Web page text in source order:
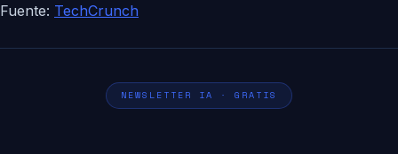
Fuente: TechCrunch
NEWSLETTER IA · GRATIS